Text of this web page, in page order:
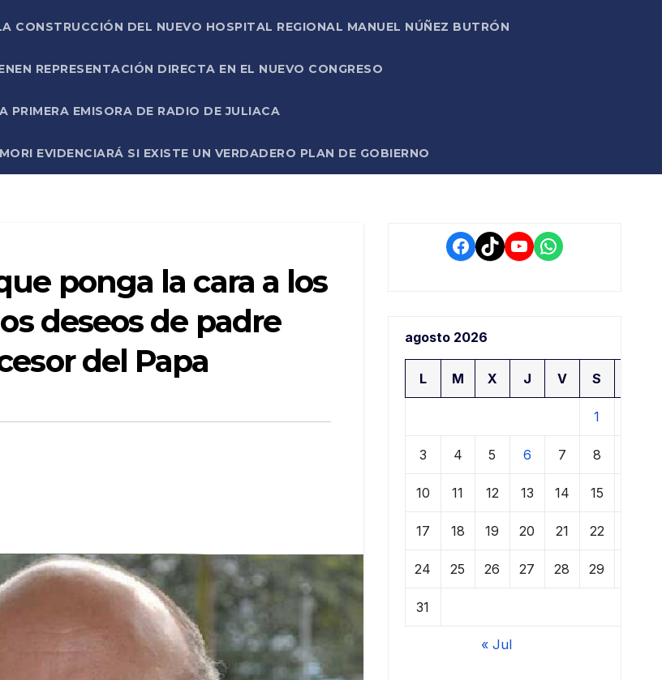
CONSTRUCCIÓN DEL NUEVO HOSPITAL REGIONAL MANUEL NÚÑEZ BUTRÓN
REPRESENTACIÓN DIRECTA EN EL NUEVO CONGRESO
EMISORA DE RADIO DE JULIACA
EVIDENCIARÁ SI EXISTE UN VERDADERO PLAN DE GOBIERNO
ponga la cara a los
deseos de padre
del Papa
Facebook
TikTokYouTube
WhatsApp
agosto 2026
L M X J V S
1
3 4 5 6 7 8
10 11 12 13 14 15
17 18 19 20 21 22
24 25 26 27 28 29
31
« Jul